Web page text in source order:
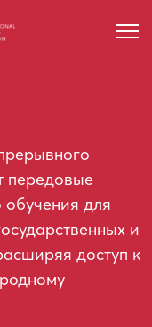
передовые
для
и
доступ к